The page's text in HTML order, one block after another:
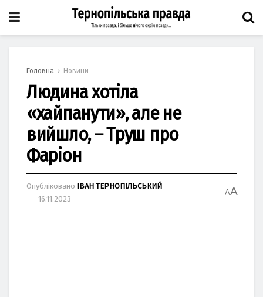
Головна Новини
Людина хотіла
«хайпанути», але не
вийшло, – Труш про
Фаріон
Опубліковано ІВАН ТЕРНОПІЛЬСЬКИЙ
16.11.2023
AA